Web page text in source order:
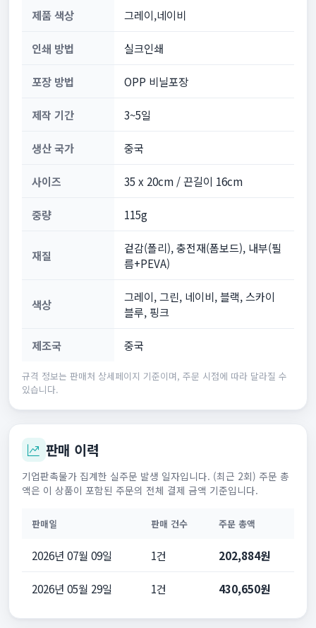
제품 색상 그레이,네이비
인쇄 방법 실크인쇄
포장 방법 OPP 비닐포장
제작 기간 3~5일
생산 국가 중국
사이즈 35 x 20cm / 끈길이 16cm
중량 115g
재질
겉감(폴리), 충전재(폼보드), 내부(필
름+PEVA)
색상
그레이, 그린, 네이비, 블랙, 스카이
블루, 핑크
제조국 중국
규격 정보는 판매처 상세페이지 기준이며, 주문 시점에 따라 달라질 수
있습니다.
판매 이력
기업판촉물가 집계한 실주문 발생 일자입니다. (최근 2회) 주문 총
액은 이 상품이 포함된 주문의 전체 결제 금액 기준입니다.
판매일 판매 건수 주문 총액
2026년 07월 09일 1건 202,884원
2026년 05월 29일 1건 430,650원